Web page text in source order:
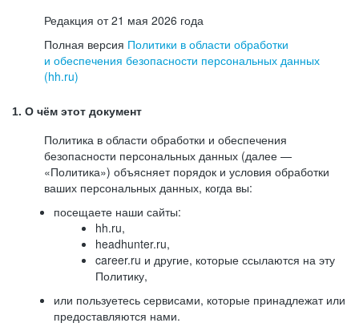
Редакция от 21 мая 2026 года
Полная версия Политики в области обработки
и обеспечения безопасности персональных данных
(hh.ru)
1. О чём этот документ
Политика в области обработки и обеспечения
безопасности персональных данных (далее —
«Политика») объясняет порядок и условия обработки
ваших персональных данных, когда вы:
посещаете наши сайты:
hh.ru,
headhunter.ru,
career.ru и другие, которые ссылаются на эту
Политику,
или пользуетесь сервисами, которые принадлежат или
предоставляются нами.